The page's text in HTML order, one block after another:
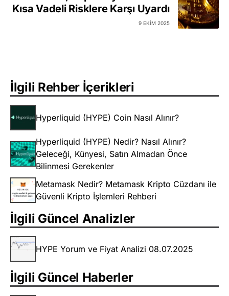
Kısa Vadeli Risklere Karşı Uyardı
9 EKIM 2025
İlgili Rehber İçerikleri
Hyperliquid (HYPE) Coin Nasıl Alınır?
Hyperliquid (HYPE) Nedir? Nasıl Alınır?
Geleceği, Künyesi, Satın Almadan Önce
Bilinmesi Gerekenler
Metamask Nedir? Metamask Kripto Cüzdanı ile
Güvenli Kripto İşlemleri Rehberi
İlgili Güncel Analizler
HYPE Yorum ve Fiyat Analizi 08.07.2025
İlgili Güncel Haberler